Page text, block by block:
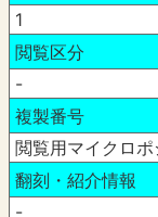
1
閲覧区分
-
複製番号
閲覧用マイクロ
翻刻・紹介情報
-